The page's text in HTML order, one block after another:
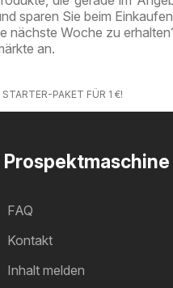
sparen Sie beim
nächste Woche zu
an.
PAKET FÜR 1 €!
Prospektmaschine
FAQ
Kontakt
Inhalt melden